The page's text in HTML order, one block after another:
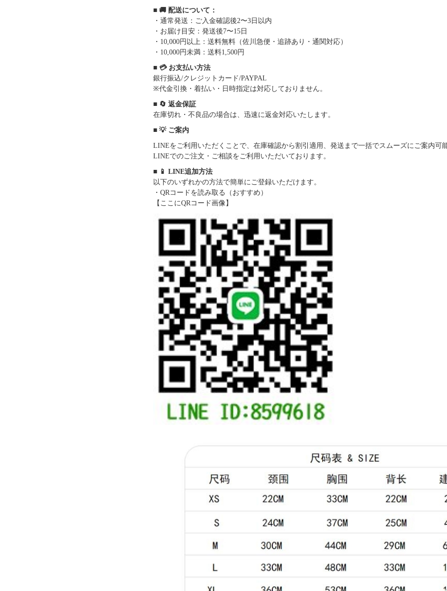
■ 🚚 配送について：
・通常発送：ご入金確認後2〜3日以内
・お届け目安：発送後7〜15日
・10,000円以上：送料無料（佐川急便・追跡あり・通関対応）
・10,000円未満：送料1,500円
■ 💳 お支払い方法
銀行振込/クレジットカード/PAYPAL
※代金引換・着払い・日時指定は対応しておりません。
■ 🔄 返金保証
在庫切れ・不良品の場合は、迅速に返金対応いたします。
■ 💡 ご案内
LINEをご利用いただくことで、在庫確認から割引適用、発送まで一括でスムーズにご案内可
LINEでのご注文・ご相談をご利用いただいております。
■ 📱 LINE追加方法
以下のいずれかの方法で簡単にご登録いただけます。
・QRコードを読み取る（おすすめ）
【ここにQRコード画像】